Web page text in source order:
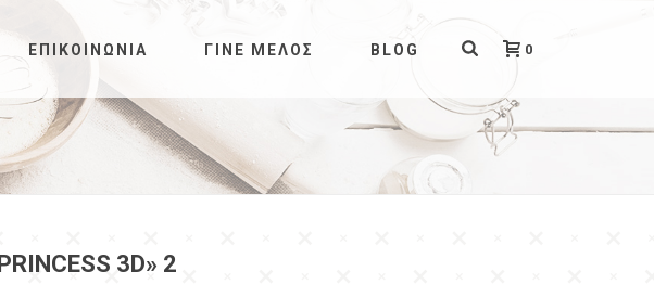
ΕΠΙΚΟΙΝΩΝΊΑ ΓΊΝΕ ΜΈΛΟΣ BLOG 0
3D» 2